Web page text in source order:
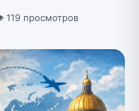
119 просмотров